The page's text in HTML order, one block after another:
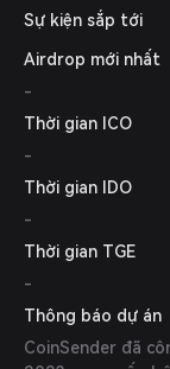
Stellar, mở rộng
Sự kiện sắp tới
Airdrop mới nhất
-
Thời gian ICO
-
Thời gian IDO
-
Thời gian TGE
-
Thông báo dự án
CoinSender đã